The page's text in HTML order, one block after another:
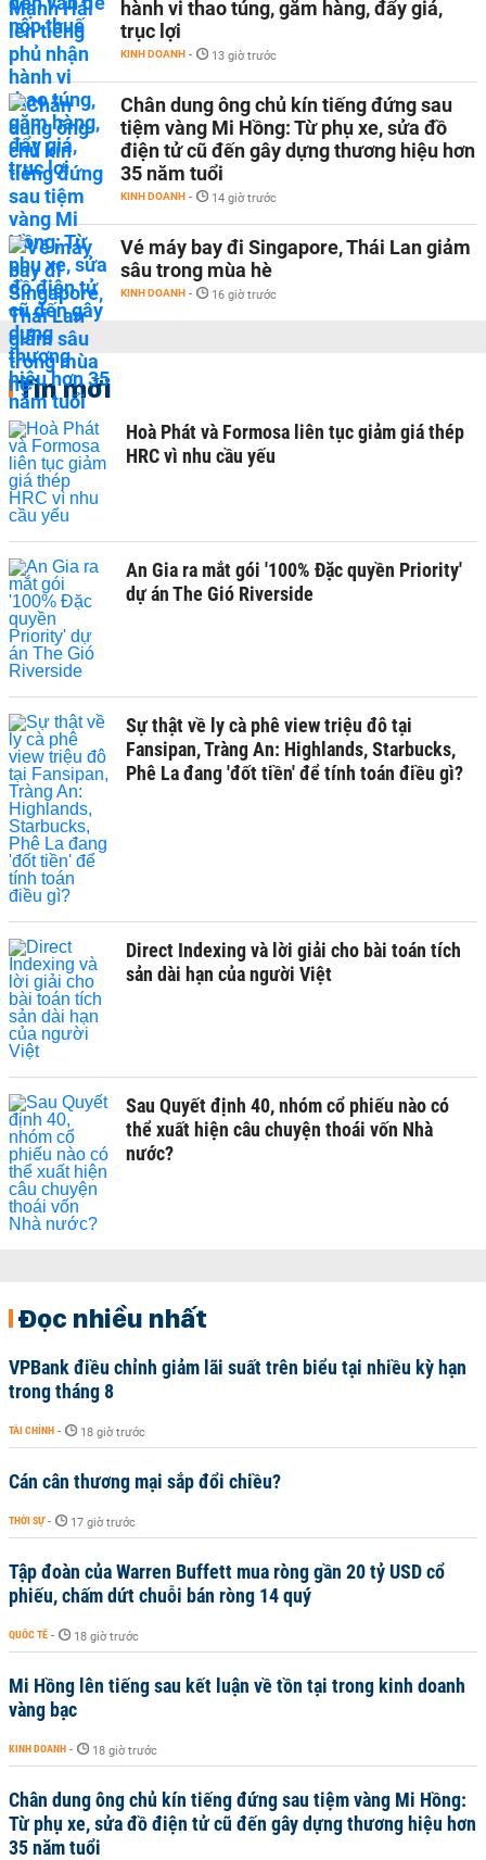
hành vi thao túng, găm hàng, đẩy giá,
trục lợi
KINH DOANH - 13 giờ trước
Chân dung ông chủ kín tiếng đứng sau
tiệm vàng Mi Hồng: Từ phụ xe, sửa đồ
điện tử cũ đến gây dựng thương hiệu hơn
35 năm tuổi
KINH DOANH - 14 giờ trước
Vé máy bay đi Singapore, Thái Lan giảm
sâu trong mùa hè
KINH DOANH - 16 giờ trước
Tin mới
Hoà Phát và Formosa liên tục giảm giá thép
HRC vì nhu cầu yếu
An Gia ra mắt gói '100% Đặc quyền Priority'
dự án The Gió Riverside
Sự thật về ly cà phê view triệu đô tại
Fansipan, Tràng An: Highlands, Starbucks,
Phê La đang 'đốt tiền' để tính toán điều gì?
Direct Indexing và lời giải cho bài toán tích
sản dài hạn của người Việt
Sau Quyết định 40, nhóm cổ phiếu nào có
thể xuất hiện câu chuyện thoái vốn Nhà
nước?
Đọc nhiều nhất
VPBank điều chỉnh giảm lãi suất trên biểu tại nhiều kỳ hạn
trong tháng 8
TÀI CHÍNH - 18 giờ trước
Cán cân thương mại sắp đổi chiều?
THỜI SỰ - 17 giờ trước
Tập đoàn của Warren Buffett mua ròng gần 20 tỷ USD cổ
phiếu, chấm dứt chuỗi bán ròng 14 quý
QUỐC TẾ - 18 giờ trước
Mi Hồng lên tiếng sau kết luận về tồn tại trong kinh doanh
vàng bạc
KINH DOANH - 18 giờ trước
Chân dung ông chủ kín tiếng đứng sau tiệm vàng Mi Hồng:
Từ phụ xe, sửa đồ điện tử cũ đến gây dựng thương hiệu hơn
35 năm tuổi